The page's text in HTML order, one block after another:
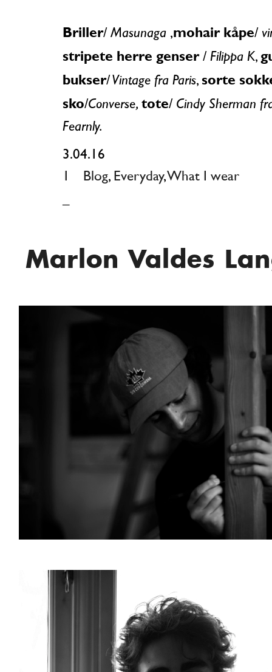
Briller/ Masunaga ,mohair kåpe/
stripete herre genser/Filippa K,
bukser/Vintage fra Paris, sorte
sko/Converse,tote/ Cindy Sherman
Fearnly.
3.04.16
1
Blog, Everyday,What I wear
Marlon Valdes